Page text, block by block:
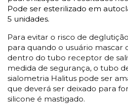
Pode ser esterilizado em
5 unidades.
Para evitar o risco de
para quando o usuário mascar
dentro do tubo receptor de
medida de segurança, o tubo
sialometria Halitus pode ser
que deverá ser deixado para
silicone é mastigado.